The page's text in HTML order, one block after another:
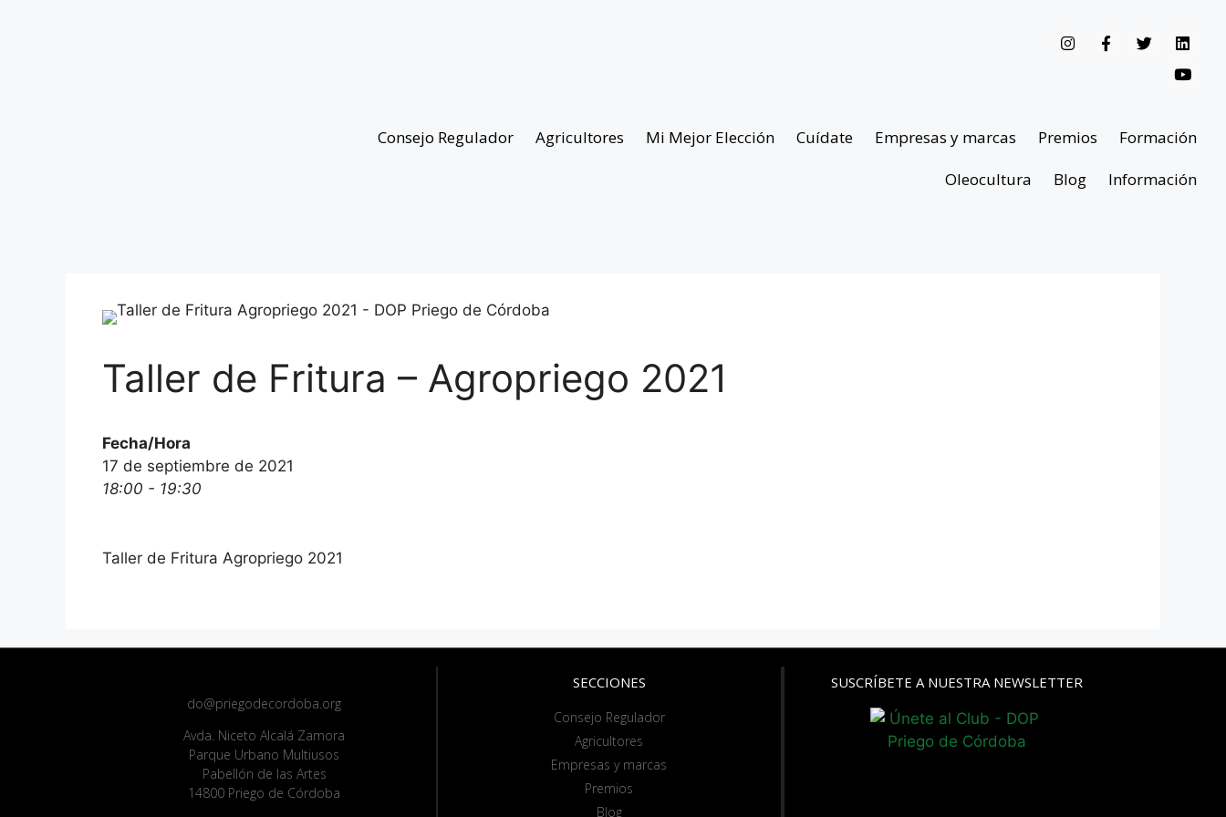
Consejo Regulador Agricultores Mi Mejor Elección Cuídate Empresas y marcas Premios
Formación
Oleocultura
Blog Información
Taller de Fritura – Agropriego 2021
Fecha/Hora
17 de septiembre de 2021
18:00 - 19:30
Taller de Fritura Agropriego 2021
do@priegodecordoba.org
Avda. Niceto Alcalá Zamora
Parque Urbano Multiusos
Pabellón de las Artes
14800 Priego de Córdoba
SECCIONES
Consejo Regulador
Agricultores
Empresas y marcas
Premios
Blog
SUSCRÍBETE A NUESTRA NEWSLETTER